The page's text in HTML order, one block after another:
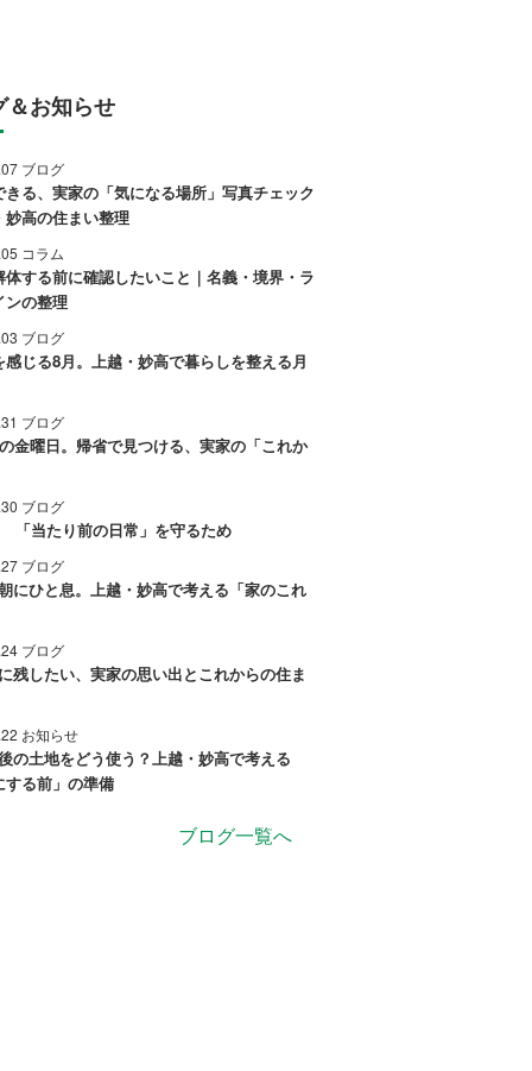
＆お知らせ
ブログ
きる、実家の「気になる場所」写真チェック
妙高の住まい整理
コラム
体する前に確認したいこと｜名義・境界・ラ
ンの整理
ブログ
感じる8月。上越・妙高で暮らしを整える月
ブログ
金曜日。帰省で見つける、実家の「これか
ブログ
「当たり前の日常」を守るため
ブログ
にひと息。上越・妙高で考える「家のこれ
ブログ
残したい、実家の思い出とこれからの住ま
お知らせ
の土地をどう使う？上越・妙高で考える
する前」の準備
ブログ一覧へ